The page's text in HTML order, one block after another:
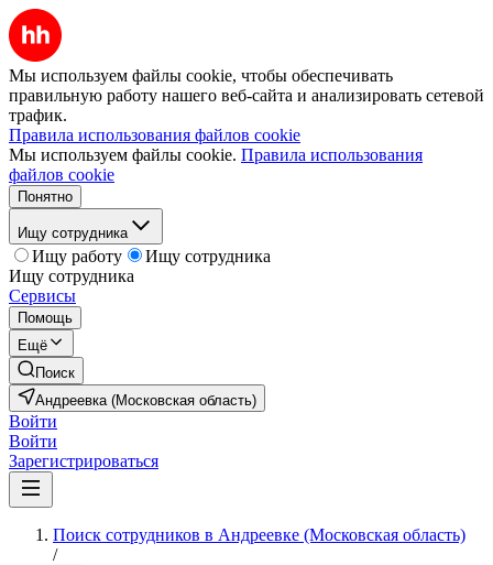
Мы используем файлы cookie, чтобы обеспечивать
правильную работу нашего веб-сайта и анализировать сетевой
трафик.
Правила использования файлов cookie
Мы используем файлы cookie. Правила использования
файлов cookie
Понятно
Ищу сотрудника
Ищу работу
Ищу сотрудника
Ищу сотрудника
Сервисы
Помощь
Ещё
Поиск
Андреевка (Московская область)
Войти
Войти
Зарегистрироваться
Поиск сотрудников в Андреевке (Московская область)
/